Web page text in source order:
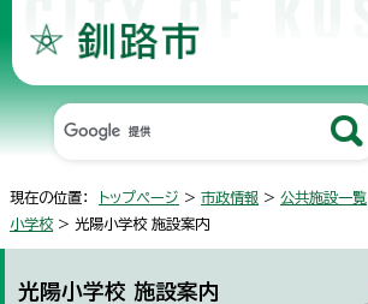
現在の位置： トップページ > 市政情報 > 公共施設一覧
小学校> 光陽小学校 施設案内
光陽小学校 施設案内